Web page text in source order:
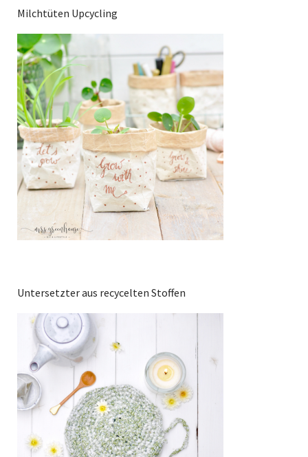
Milchtüten Upcycling
Untersetzter aus recycelten Stoffen